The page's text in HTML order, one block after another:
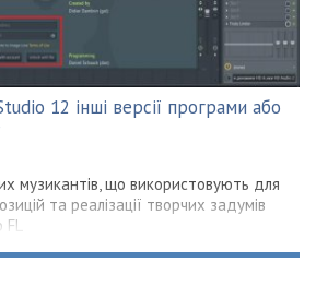
12 інші версії програми або
музикантів, що використовують для
та реалізації творчих задумів